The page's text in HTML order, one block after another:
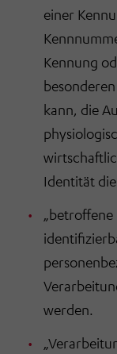
einer
Kennung
kann, die
Identität
„betroffene
werden.